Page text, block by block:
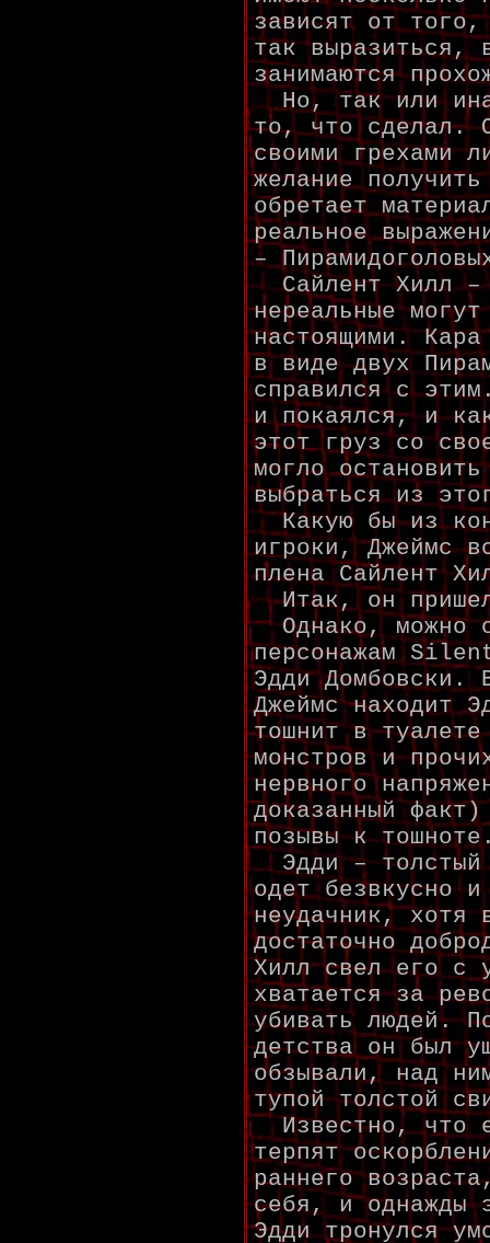
зависят от
так выразиться,
занимаются
Но, так или
то, что сделал.
своими грехами
желание
обретает
реальное
–
Сайлент Хилл –
нереальные
настоящими.
в виде двух
справился с
и покаялся, и
этот груз со
могло
выбраться из
Какую бы из
игроки, Джеймс
плена Сайлент
Итак, он
Однако, можно
персонажам
Эдди Домбовски.
Джеймс находит
тошнит в
монстров и
нервного
доказанный
позывы к
Эдди – толстый
одет безвкусно
неудачник, хотя
достаточно
Хилл свел его с
хватается за
убивать людей.
детства он был
обзывали, над
тупой толстой
Известно, что
терпят
раннего
себя, и однажды
Эдди тронулся